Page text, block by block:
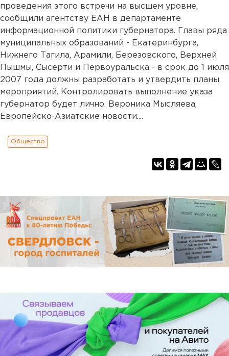
проведения этого встречи на высшем уровне,
сообщили агентству ЕАН в департаменте
информационной политики губернатора. Главы ряда
муниципальных образований - Екатеринбурга,
Нижнего Тагила, Арамили, Березовского, Верхней
Пышмы, Сысерти и Первоуральска - в срок до 1 июля
2007 года должны разработать и утвердить планы
мероприятий. Контролировать выполнение указа
губернатор будет лично. Вероника Мысляева,
Европейско-Азиатские новости....
Общество